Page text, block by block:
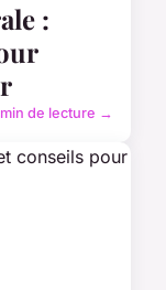
:
de lecture →